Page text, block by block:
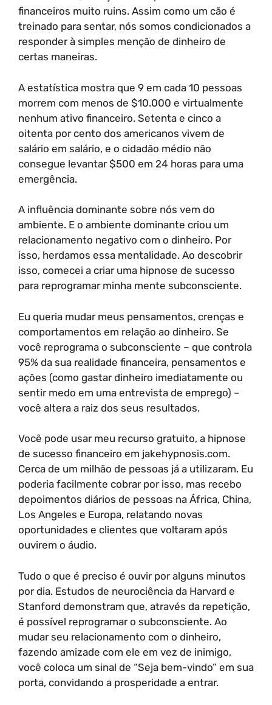
financeiros muito ruins. Assim como um cão é
treinado para sentar, nós somos condicionados a
responder à simples menção de dinheiro de
certas maneiras.
A estatística mostra que 9 em cada 10 pessoas
morrem com menos de $10.000 e virtualmente
nenhum ativo financeiro. Setenta e cinco a
oitenta por cento dos americanos vivem de
salário em salário, e o cidadão médio não
consegue levantar $500 em 24 horas para uma
emergência.
A influência dominante sobre nós vem do
ambiente. E o ambiente dominante criou um
relacionamento negativo com o dinheiro. Por
isso, herdamos essa mentalidade. Ao descobrir
isso, comecei a criar uma hipnose de sucesso
para reprogramar minha mente subconsciente.
Eu queria mudar meus pensamentos, crenças e
comportamentos em relação ao dinheiro. Se
você reprograma o subconsciente – que controla
95% da sua realidade financeira, pensamentos e
ações (como gastar dinheiro imediatamente ou
sentir medo em uma entrevista de emprego) –
você altera a raiz dos seus resultados.
Você pode usar meu recurso gratuito, a hipnose
de sucesso financeiro em jakehypnosis.com.
Cerca de um milhão de pessoas já a utilizaram. Eu
poderia facilmente cobrar por isso, mas recebo
depoimentos diários de pessoas na África, China,
Los Angeles e Europa, relatando novas
oportunidades e clientes que voltaram após
ouvirem o áudio.
Tudo o que é preciso é ouvir por alguns minutos
por dia. Estudos de neurociência da Harvard e
Stanford demonstram que, através da repetição,
é possível reprogramar o subconsciente. Ao
mudar seu relacionamento com o dinheiro,
fazendo amizade com ele em vez de inimigo,
você coloca um sinal de “Seja bem-vindo” em sua
porta, convidando a prosperidade a entrar.